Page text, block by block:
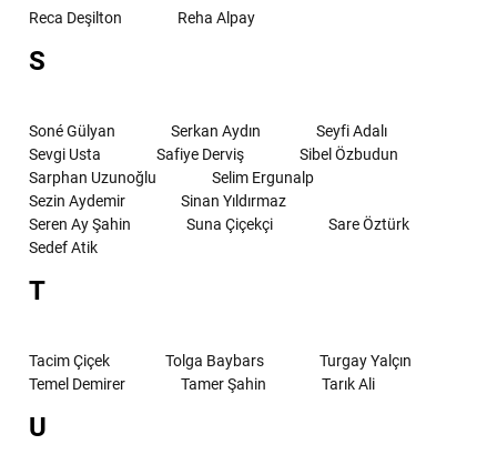
Reca Deşilton Reha Alpay
S
Soné Gülyan Serkan Aydın
Seyfi Adalı
Sevgi Usta
Safiye Derviş
Sibel Özbudun
Sarphan Uzunoğlu
Selim Ergunalp
Sezin Aydemir
Sinan Yıldırmaz
Seren Ay Şahin
Suna Çiçekçi
Sare Öztürk
Sedef Atik
T
Tacim Çiçek Tolga Baybars
Turgay Yalçın
Temel Demirer
Tamer Şahin Tarık Ali
U